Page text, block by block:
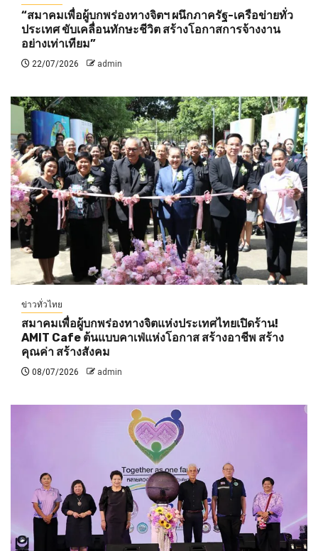
“สมาคมเพื่อผู้บกพร่องทางจิตฯ ผนึกภาครัฐ-เครือข่ายทั่ว
ประเทศ ขับเคลื่อนทักษะชีวิต สร้างโอกาสการจ้างงาน
อย่างเท่าเทียม”
22/07/2026 admin
ข่าวทั่วไทย
สมาคมเพื่อผู้บกพร่องทางจิตแห่งประเทศไทยเปิดร้าน!
AMIT Cafe ต้นแบบคาเฟ่แห่งโอกาส สร้างอาชีพ สร้าง
คุณค่า สร้างสังคม
08/07/2026 admin